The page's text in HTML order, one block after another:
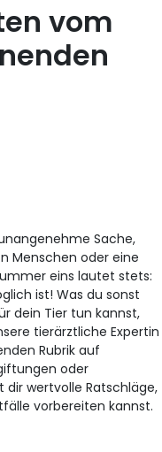
vom
Sache,
Menschen oder eine
eins lautet stets:
ist! Was du sonst
dein Tier tun kannst,
tierärztliche Expertin
Rubrik auf
oder
dir wertvolle Ratschläge,
vorbereiten kannst.